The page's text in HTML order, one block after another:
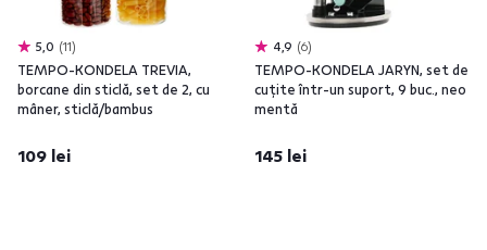
5,0 11
TEMPO-KONDELA TREVIA,
borcane din sticlă, set de 2, cu
mâner, sticlă/bambus
109 lei
4,9 6
TEMPO-KONDELA JARYN, set de
cuţite într-un suport, 9 buc., neo
mentă
145 lei